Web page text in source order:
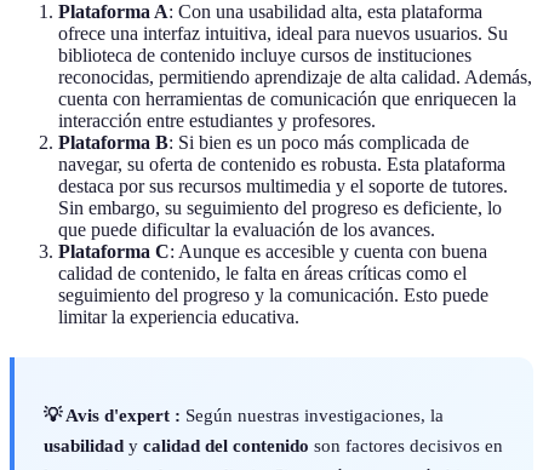
Plataforma A: Con una usabilidad alta, esta plataforma
ofrece una interfaz intuitiva, ideal para nuevos usuarios. Su
biblioteca de contenido incluye cursos de instituciones
reconocidas, permitiendo aprendizaje de alta calidad. Además,
cuenta con herramientas de comunicación que enriquecen la
interacción entre estudiantes y profesores.
Plataforma B: Si bien es un poco más complicada de
navegar, su oferta de contenido es robusta. Esta plataforma
destaca por sus recursos multimedia y el soporte de tutores.
Sin embargo, su seguimiento del progreso es deficiente, lo
que puede dificultar la evaluación de los avances.
Plataforma C: Aunque es accesible y cuenta con buena
calidad de contenido, le falta en áreas críticas como el
seguimiento del progreso y la comunicación. Esto puede
limitar la experiencia educativa.
💡 Avis d'expert : Según nuestras investigaciones, la
usabilidad y calidad del contenido son factores decisivos en